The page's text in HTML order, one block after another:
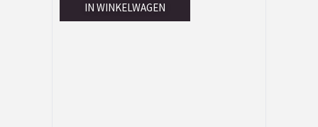
IN WINKELWAGEN